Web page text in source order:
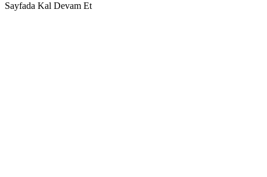
Sayfada Kal Devam Et